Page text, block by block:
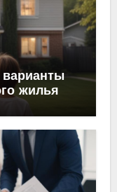
варианты
жилья